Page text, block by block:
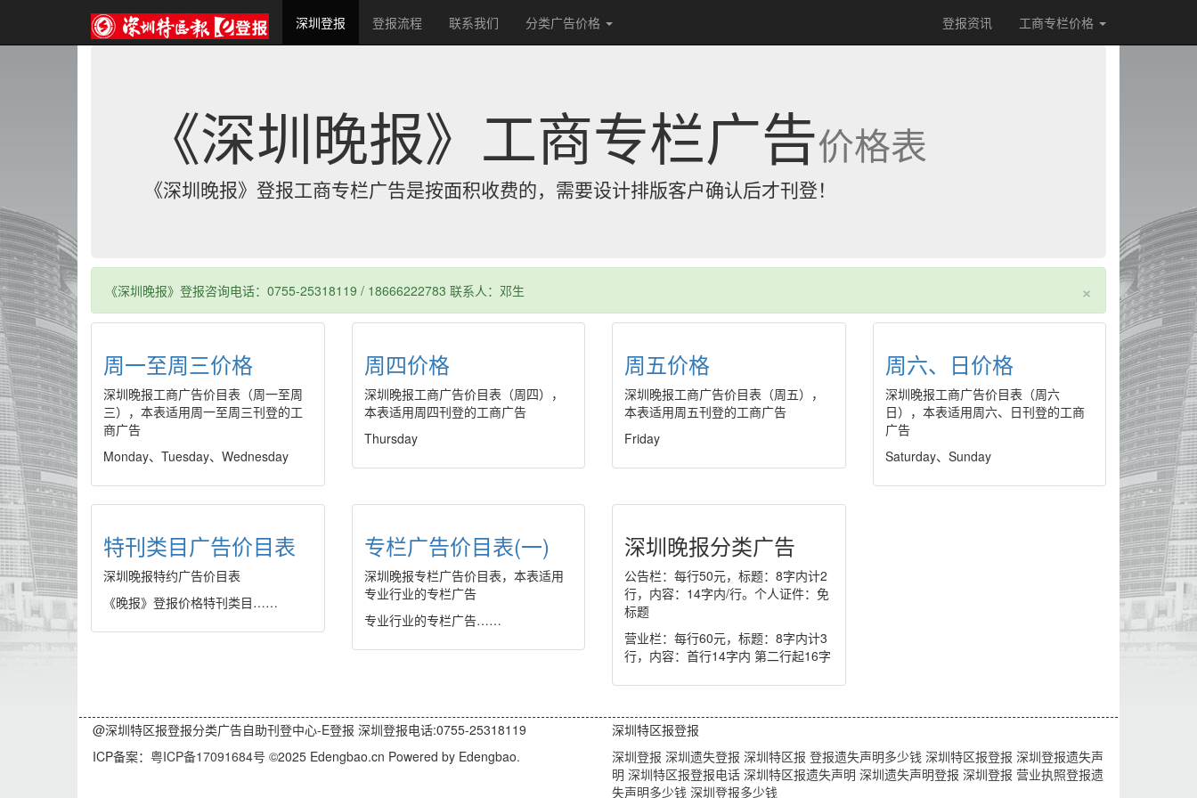
深圳登报 (current)登报流程 联系我们 分类广告价格 登报资讯 工商专栏价格
《深圳晚报》工商专栏广告价格表
《深圳晚报》登报工商专栏广告是按面积收费的，需要设计排版客户确认后才刊登！
《深圳晚报》登报咨询电话：0755-25318119 / 18666222783 联系人：邓生 ×
周一至周三价格
深圳晚报工商广告价目表（周一至周
三），本表适用周一至周三刊登的工
商广告
Monday、Tuesday、Wednesday
周四价格
深圳晚报工商广告价目表（周四），
本表适用周四刊登的工商广告
Thursday
周五价格
深圳晚报工商广告价目表（周五），
本表适用周五刊登的工商广告
Friday
周六、日价格
深圳晚报工商广告价目表（周六
日），本表适用周六、日刊登的工商
广告
Saturday、Sunday
特刊类目广告价目表
深圳晚报特约广告价目表
《晚报》登报价格特刊类目……
专栏广告价目表(一)
深圳晚报专栏广告价目表，本表适用
专业行业的专栏广告
专业行业的专栏广告……
深圳晚报分类广告
公告栏：每行50元，标题：8字内计2
行，内容：14字内/行。个人证件：免
标题
营业栏：每行60元，标题：8字内计3
行，内容：首行14字内 第二行起16字
@深圳特区报登报分类广告自助刊登中心-E登报 深圳登报电话:0755-25318119
ICP备案： 粤ICP备17091684号 ©2025 Edengbao.cn Powered by Edengbao.
深圳特区报登报
深圳登报 深圳遗失登报 深圳特区报 登报遗失声明多少钱 深圳特区报登报 深圳登报遗失声
明 深圳特区报登报电话 深圳特区报遗失声明 深圳遗失声明登报 深圳登报 营业执照登报遗
失声明多少钱 深圳登报多少钱